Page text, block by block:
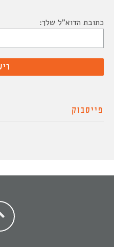
כתובת הדוא"ל שלך:
פייסבוק